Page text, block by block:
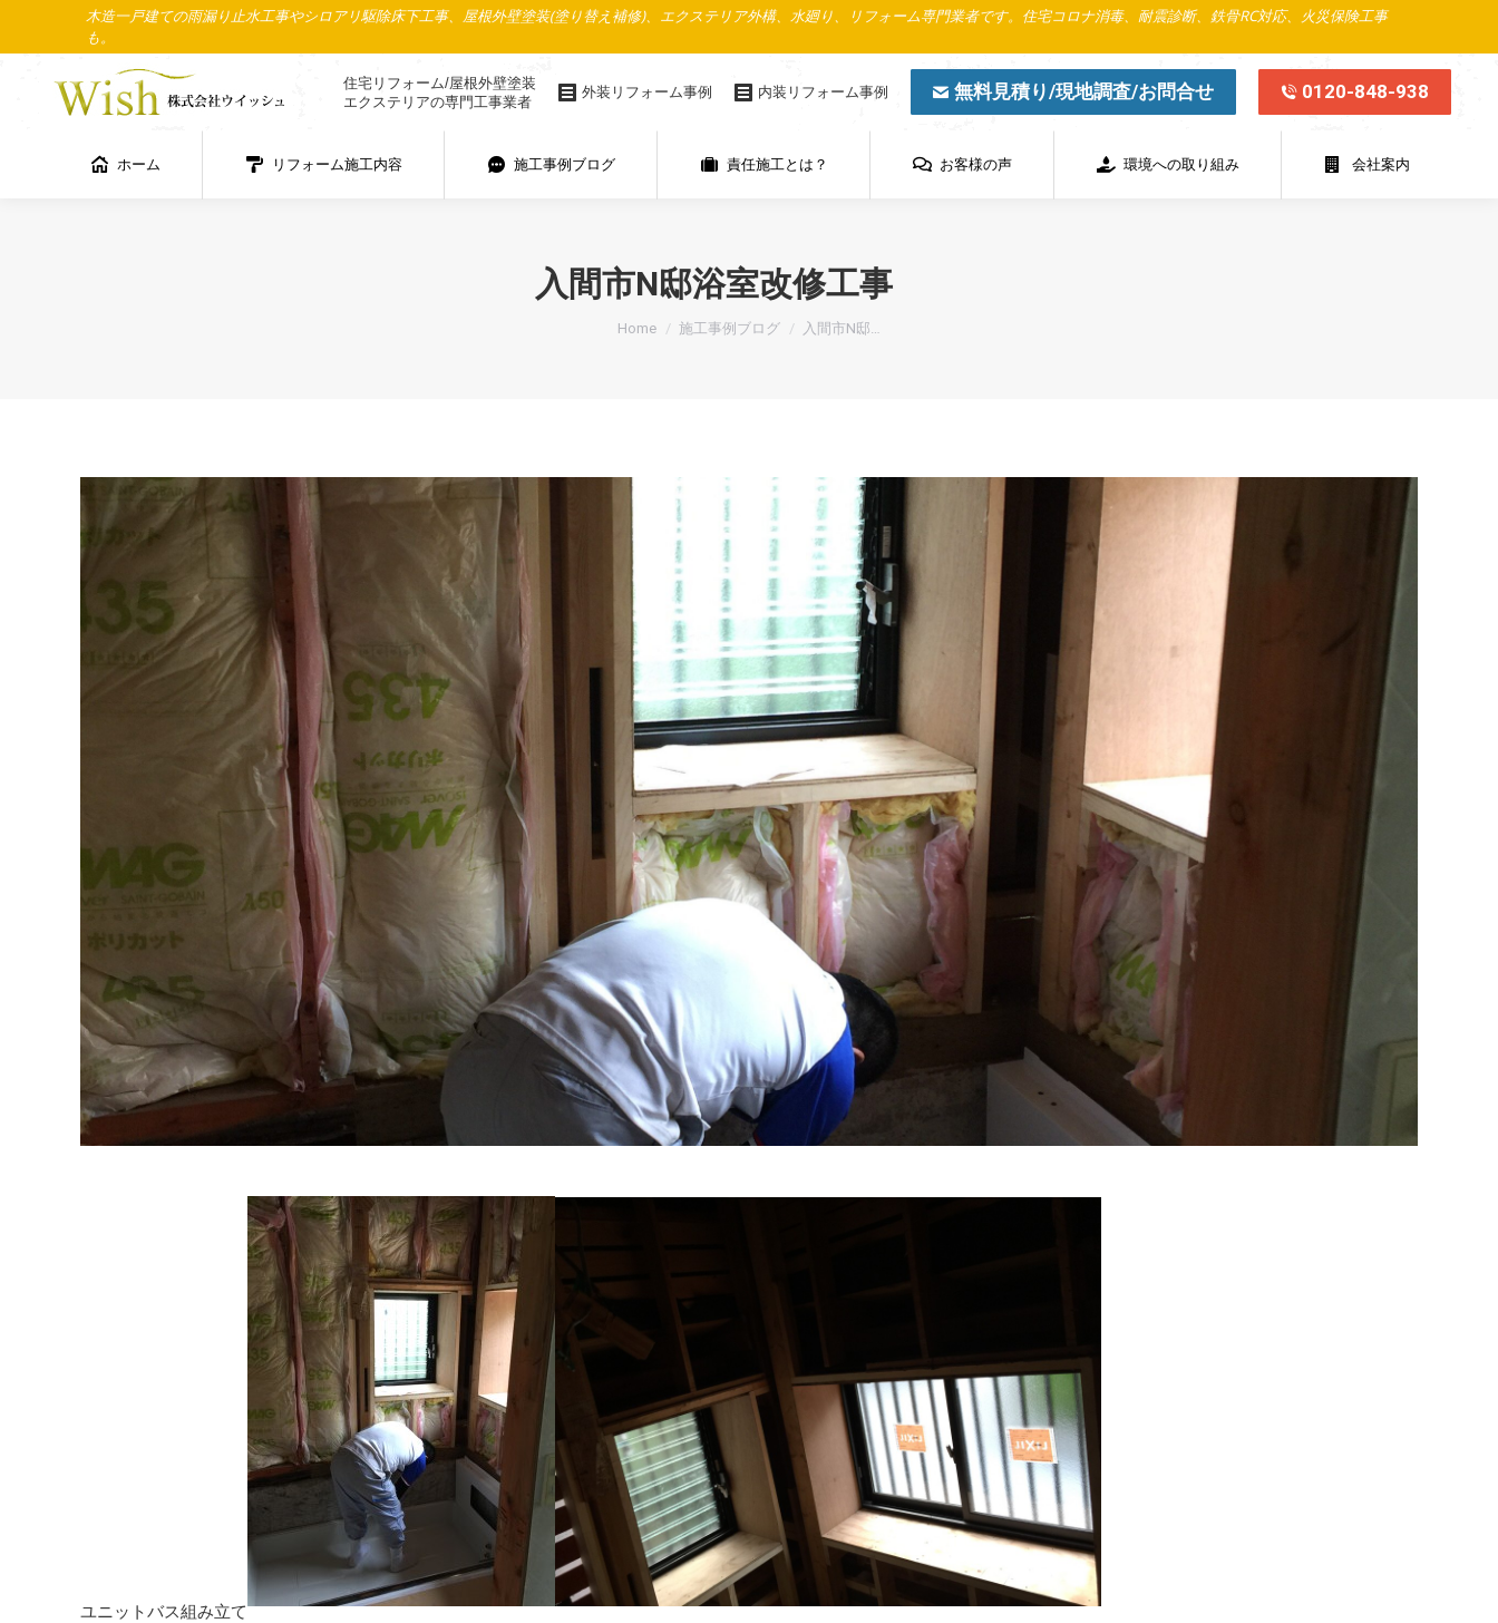
木造一戸建ての雨漏り止水工事やシロアリ駆除床下工事、屋根外壁塗装(塗り替え補修)、エクステリア外構、水廻り、リフォーム専門業者です。住宅コロナ消毒、耐震診断、鉄骨RC対応、火災保険工事
も。
住宅リフォーム/屋根外壁塗装
エクステリアの専門工事業者
外装リフォーム事例 内装リフォーム事例 無料見積り/現地調査/お問合せ 0120-848-938
ホーム リフォーム施工内容 施工事例ブログ 責任施工とは？ お客様の声 環境への取り組み 会社案内
入間市N邸浴室改修工事
You are here:
Home 施工事例ブログ 入間市N邸…
ユニットバス組み立て
ホーム